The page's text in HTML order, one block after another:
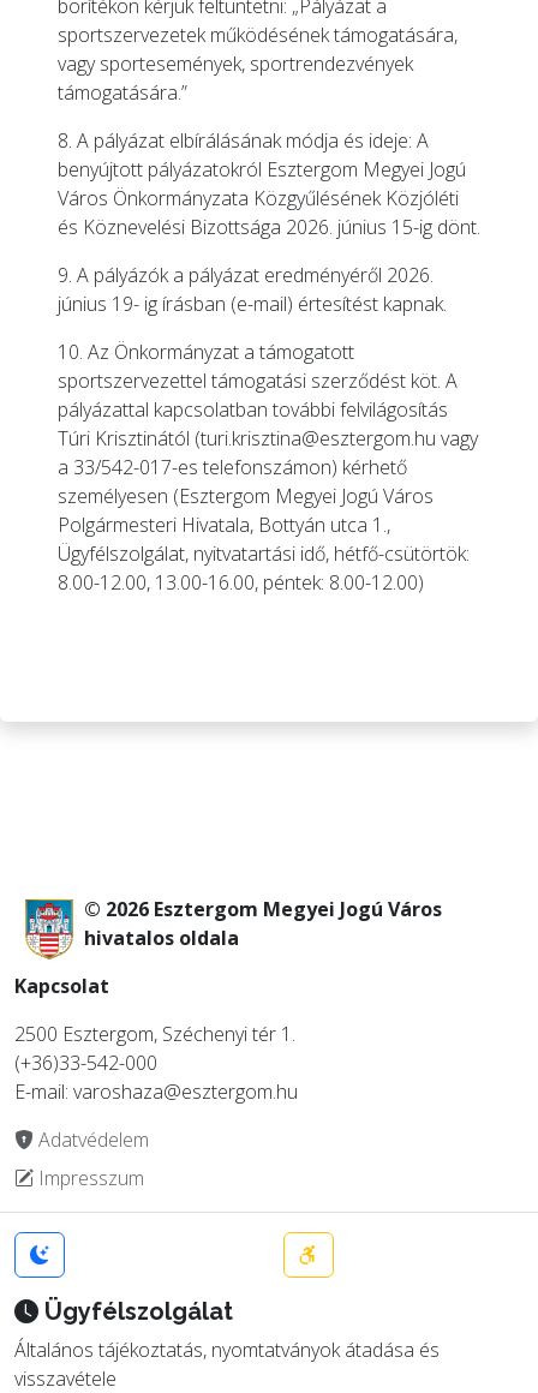
borítékon kérjük feltüntetni: „Pályázat a
sportszervezetek működésének támogatására,
vagy sportesemények, sportrendezvények
támogatására.”
8. A pályázat elbírálásának módja és ideje: A
benyújtott pályázatokról Esztergom Megyei Jogú
Város Önkormányzata Közgyűlésének Közjóléti
és Köznevelési Bizottsága 2026. június 15-ig dönt.
9. A pályázók a pályázat eredményéről 2026.
június 19- ig írásban (e-mail) értesítést kapnak.
10. Az Önkormányzat a támogatott
sportszervezettel támogatási szerződést köt. A
pályázattal kapcsolatban további felvilágosítás
Túri Krisztinától (turi.krisztina@esztergom.hu vagy
a 33/542-017-es telefonszámon) kérhető
személyesen (Esztergom Megyei Jogú Város
Polgármesteri Hivatala, Bottyán utca 1.,
Ügyfélszolgálat, nyitvatartási idő, hétfő-csütörtök:
8.00-12.00, 13.00-16.00, péntek: 8.00-12.00)
© 2026 Esztergom Megyei Jogú Város
hivatalos oldala
Kapcsolat
2500 Esztergom, Széchenyi tér 1.
(+36)33-542-000
E-mail: varoshaza@esztergom.hu
Adatvédelem
Impresszum
Ügyfélszolgálat
Általános tájékoztatás, nyomtatványok átadása és
visszavétele